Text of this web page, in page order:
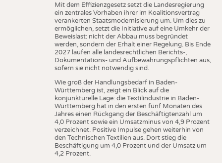
Mit dem Effizienzgesetz setzt die Landesregierung
ein zentrales Vorhaben ihrer im Koalitionsvertrag
verankerten Staatsmodernisierung um. Um dies zu
ermöglichen, setzt die Initiative auf eine Umkehr der
Beweislast: nicht der Abbau muss begründet
werden, sondern der Erhalt einer Regelung. Bis Ende
2027 laufen alle landesrechtlichen Berichts-,
Dokumentations- und Aufbewahrungspflichten aus,
sofern sie nicht notwendig sind.
Wie groß der Handlungsbedarf in Baden-
Württemberg ist, zeigt ein Blick auf die
konjunkturelle Lage: die Textilindustrie in Baden-
Württemberg hat in den ersten fünf Monaten des
Jahres einen Rückgang der Beschäftigtenzahl um
4,0 Prozent sowie ein Umsatzminus von 4,9 Prozent
verzeichnet. Positive Impulse gehen weiterhin von
den Technischen Textilien aus. Dort stieg die
Beschäftigung um 4,0 Prozent und der Umsatz um
4,2 Prozent.